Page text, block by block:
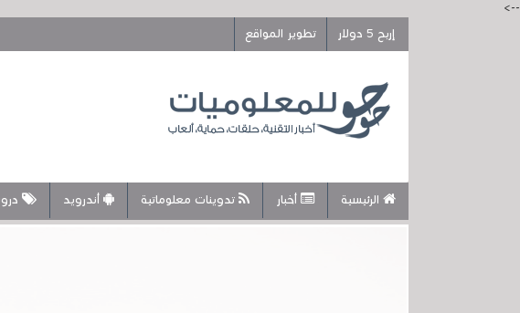
-->
إربح 5 دولار
تطوير المواقع
الرئيسية أخبار تدوينات معلوماتية أندرويد